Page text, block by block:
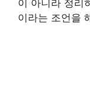
이 아니라 정리
이라는 조언을